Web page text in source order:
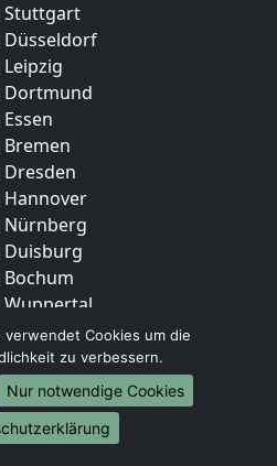
Stuttgart
Düsseldorf
Dortmund
Nürnberg
Duisburg
Bielefeld
Bonn
Münster
Cookies um die
zu verbessern.
Nur notwendige Cookies